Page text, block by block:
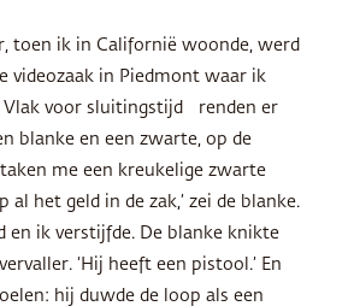
toen ik in Californië woonde, werd
videozaak in Piedmont waar ik
Vlak voor sluitingstijd renden er
blanke en een zwarte, op de
me een kreukelige zwarte
al het geld in de zak,’ zei de blanke.
en ik verstijfde. De blanke knikte
‘Hij heeft een pistool.’ En
hij duwde de loop als een